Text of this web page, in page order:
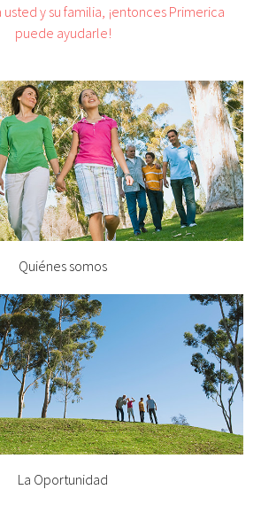
y su familia, ¡entonces Primerica
puede ayudarle!
Quiénes somos
La Oportunidad